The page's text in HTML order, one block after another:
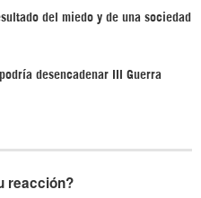
del miedo y de una sociedad
desencadenar III Guerra